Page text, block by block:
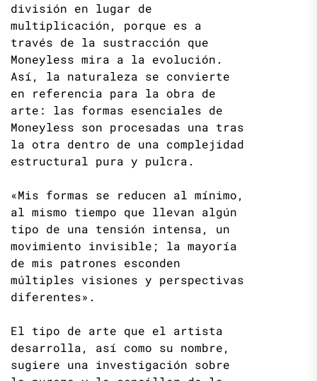
división en lugar de
multiplicación, porque es a
través de la sustracción que
Moneyless mira a la evolución.
Así, la naturaleza se convierte
en referencia para la obra de
arte: las formas esenciales de
Moneyless son procesadas una tras
la otra dentro de una complejidad
estructural pura y pulcra.
«Mis formas se reducen al mínimo,
al mismo tiempo que llevan algún
tipo de una tensión intensa, un
movimiento invisible; la mayoría
de mis patrones esconden
múltiples visiones y perspectivas
diferentes».
El tipo de arte que el artista
desarrolla, así como su nombre,
sugiere una investigación sobre